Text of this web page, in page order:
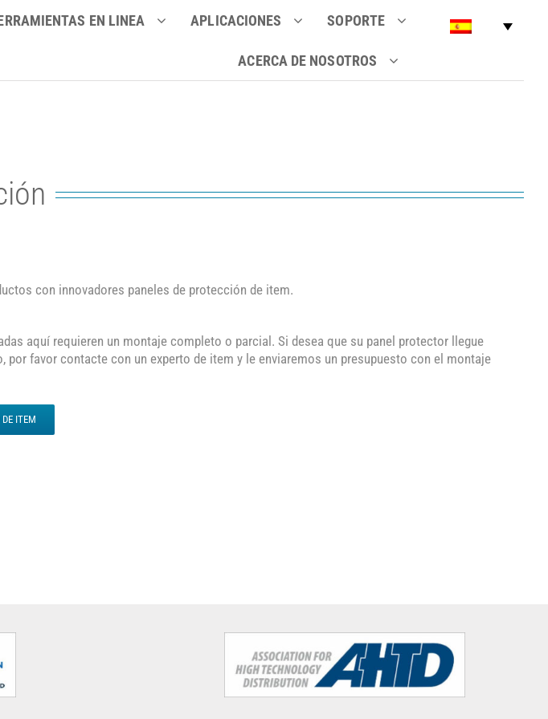
EN LINEA APLICACIONES SOPORTE
ACERCA DE NOSOTROS
con innovadores paneles de protección de item.
aquí requieren un montaje completo o parcial. Si desea que su panel protector llegue
por favor contacte con un experto de item y le enviaremos un presupuesto con el montaje
ITEM